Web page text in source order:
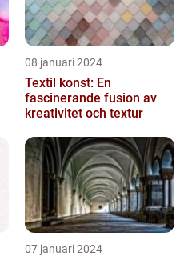
08 januari 2024
Textil konst: En
fascinerande fusion av
kreativitet och textur
07 januari 2024